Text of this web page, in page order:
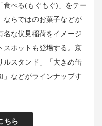
食べる(もぐもぐ)」をテー
ならではのお菓子などが
名な伏見稲荷をイメージ
スポットも登場する。京
ルスタンド」「大きめ缶
」などがラインナップす
ちら